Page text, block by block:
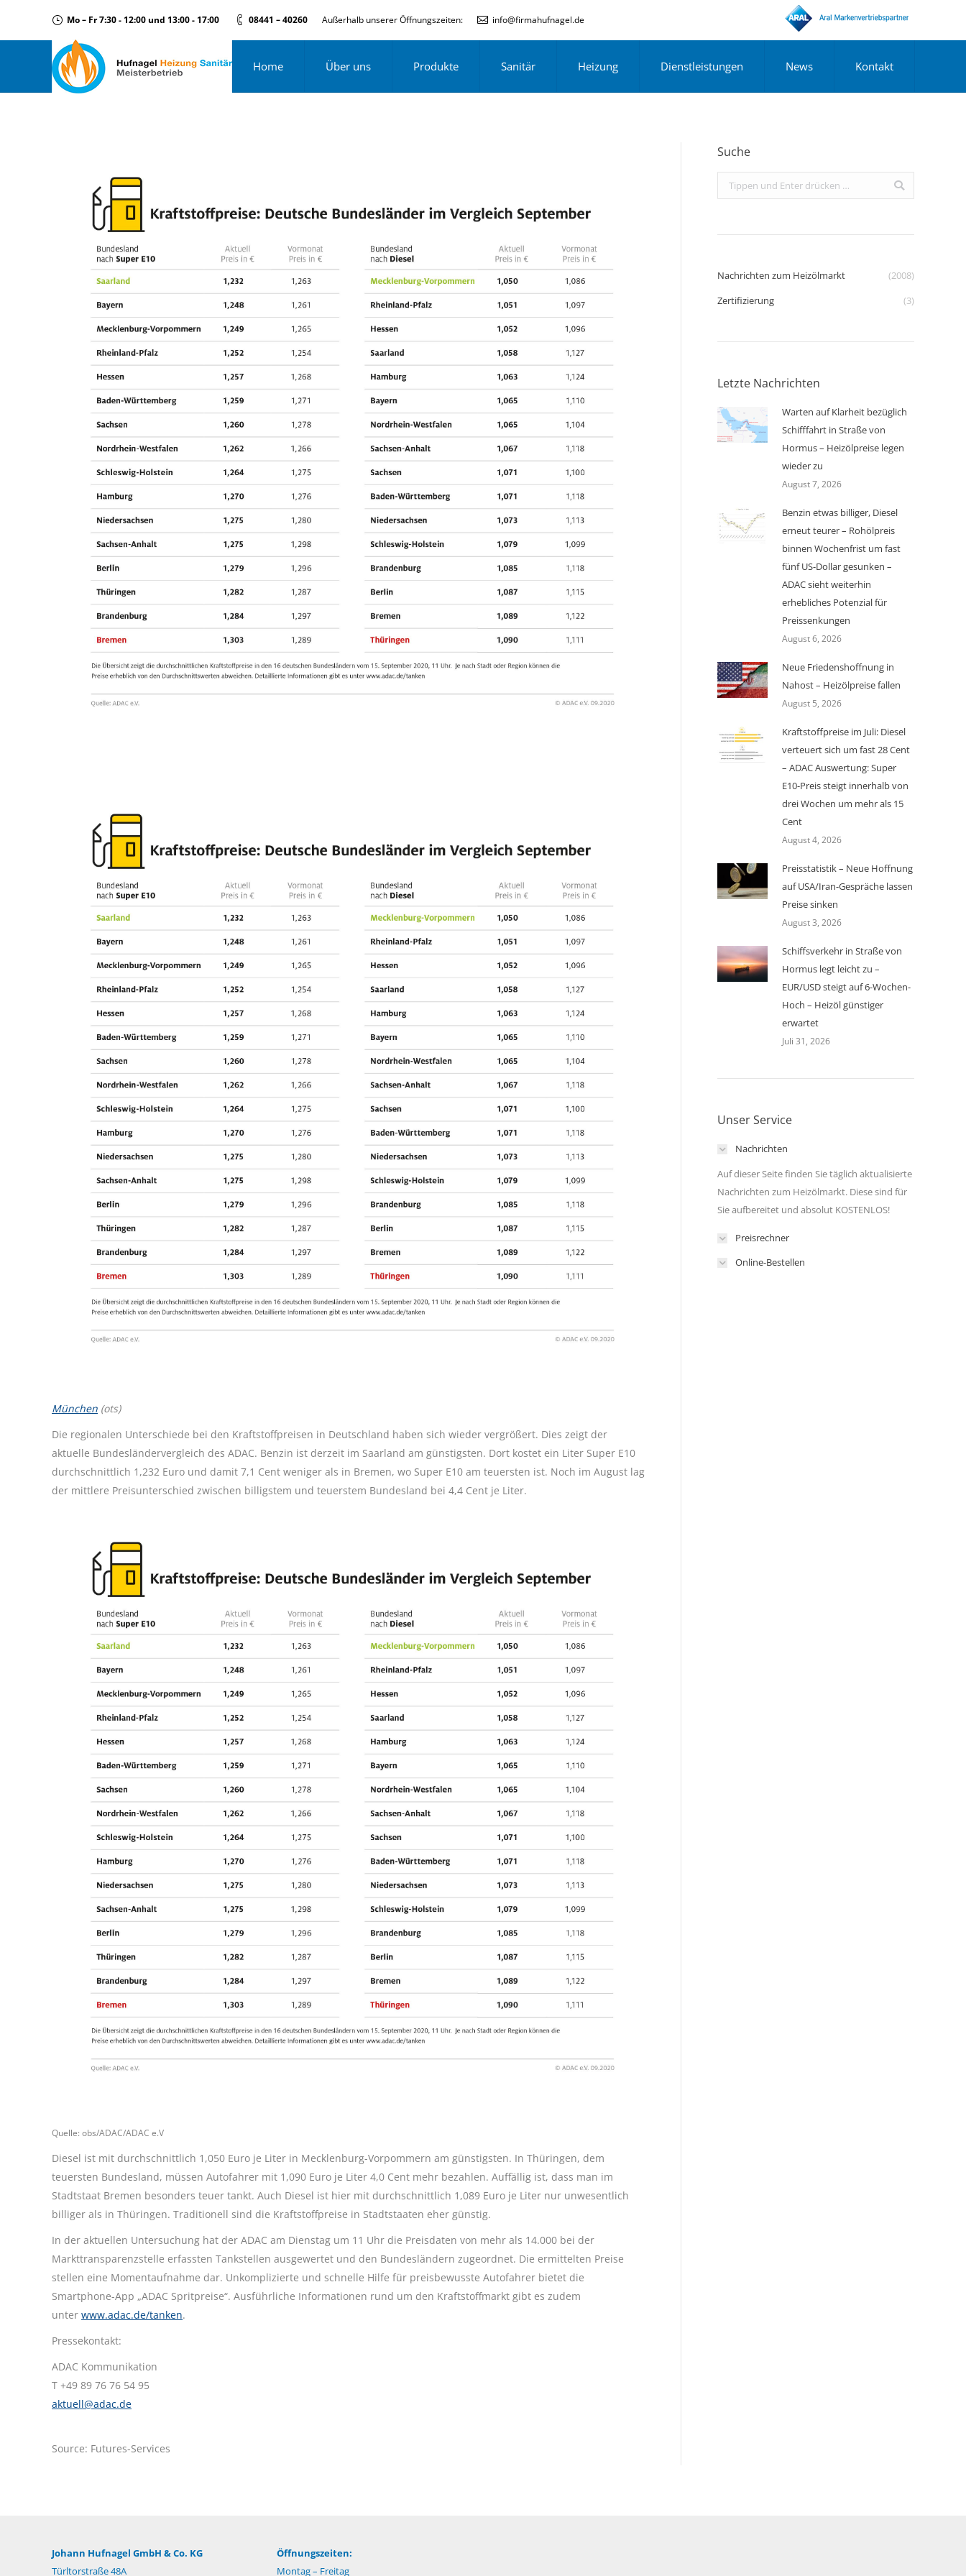
Mo – Fr 7:30 - 12:00 und 13:00 - 17:00 08441 – 40260 Außerhalb unserer Öffnungszeiten: info@firmahufnagel.de
Home Über uns Produkte Sanitär Heizung Dienstleistungen News Kontakt
München (ots)
Die regionalen Unterschiede bei den Kraftstoffpreisen in Deutschland haben sich wieder vergrößert. Dies zeigt der
aktuelle Bundesländervergleich des ADAC. Benzin ist derzeit im Saarland am günstigsten. Dort kostet ein Liter Super E10
durchschnittlich 1,232 Euro und damit 7,1 Cent weniger als in Bremen, wo Super E10 am teuersten ist. Noch im August lag
der mittlere Preisunterschied zwischen billigstem und teuerstem Bundesland bei 4,4 Cent je Liter.
Quelle: obs/ADAC/ADAC e.V
Diesel ist mit durchschnittlich 1,050 Euro je Liter in Mecklenburg-Vorpommern am günstigsten. In Thüringen, dem
teuersten Bundesland, müssen Autofahrer mit 1,090 Euro je Liter 4,0 Cent mehr bezahlen. Auffällig ist, dass man im
Stadtstaat Bremen besonders teuer tankt. Auch Diesel ist hier mit durchschnittlich 1,089 Euro je Liter nur unwesentlich
billiger als in Thüringen. Traditionell sind die Kraftstoffpreise in Stadtstaaten eher günstig.
In der aktuellen Untersuchung hat der ADAC am Dienstag um 11 Uhr die Preisdaten von mehr als 14.000 bei der
Markttransparenzstelle erfassten Tankstellen ausgewertet und den Bundesländern zugeordnet. Die ermittelten Preise
stellen eine Momentaufnahme dar. Unkomplizierte und schnelle Hilfe für preisbewusste Autofahrer bietet die
Smartphone-App „ADAC Spritpreise“. Ausführliche Informationen rund um den Kraftstoffmarkt gibt es zudem
unter www.adac.de/tanken.
Pressekontakt:
ADAC Kommunikation
T +49 89 76 76 54 95
aktuell@adac.de
Source: Futures-Services
Suche
Search:
Nachrichten zum Heizölmarkt
(2008)
Zertifizierung
(3)
Letzte Nachrichten
Warten auf Klarheit bezüglich
Schifffahrt in Straße von
Hormus – Heizölpreise legen
wieder zu
August 7, 2026
Benzin etwas billiger, Diesel
erneut teurer – Rohölpreis
binnen Wochenfrist um fast
fünf US-Dollar gesunken –
ADAC sieht weiterhin
erhebliches Potenzial für
Preissenkungen
August 6, 2026
Neue Friedenshoffnung in
Nahost – Heizölpreise fallen
August 5, 2026
Kraftstoffpreise im Juli: Diesel
verteuert sich um fast 28 Cent
– ADAC Auswertung: Super
E10-Preis steigt innerhalb von
drei Wochen um mehr als 15
Cent
August 4, 2026
Preisstatistik – Neue Hoffnung
auf USA/Iran-Gespräche lassen
Preise sinken
August 3, 2026
Schiffsverkehr in Straße von
Hormus legt leicht zu –
EUR/USD steigt auf 6-Wochen-
Hoch – Heizöl günstiger
erwartet
Juli 31, 2026
Unser Service
Nachrichten
Auf dieser Seite finden Sie täglich aktualisierte
Nachrichten zum Heizölmarkt. Diese sind für
Sie aufbereitet und absolut KOSTENLOS!
Preisrechner
Online-Bestellen
Johann Hufnagel GmbH & Co. KG
Türltorstraße 48A
Öffnungszeiten:
Montag – Freitag